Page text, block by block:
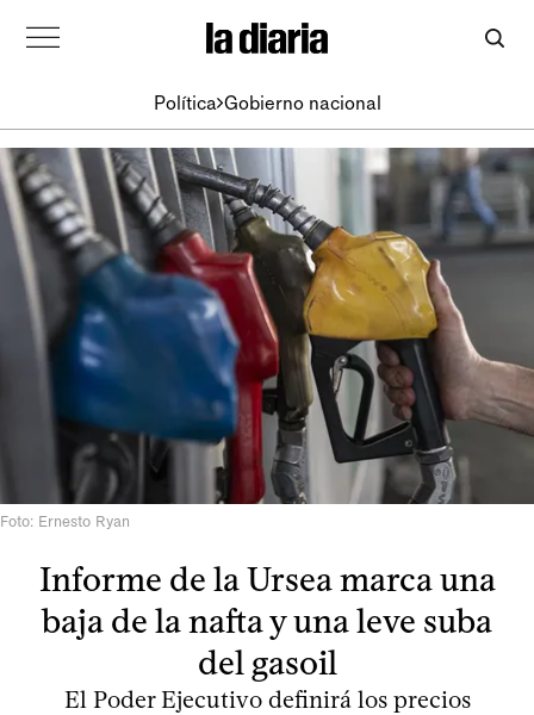
Política Gobierno nacional
Foto: Ernesto Ryan
Informe de la Ursea marca una
baja de la nafta y una leve suba
del gasoil
El Poder Ejecutivo definirá los precios